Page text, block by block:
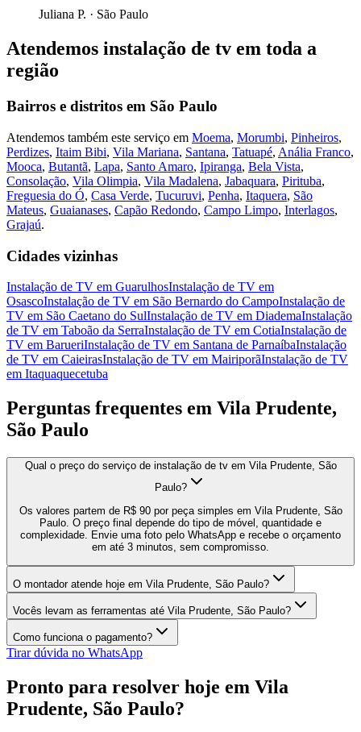
Juliana P. · São Paulo
Atendemos instalação de tv em toda a
região
Bairros e distritos em São Paulo
Atendemos também este serviço em Moema, Morumbi, Pinheiros,
Perdizes, Itaim Bibi, Vila Mariana, Santana, Tatuapé, Anália Franco,
Mooca, Butantã, Lapa, Santo Amaro, Ipiranga, Bela Vista,
Consolação, Vila Olimpia, Vila Madalena, Jabaquara, Pirituba,
Freguesia do Ó, Casa Verde, Tucuruvi, Penha, Itaquera, São
Mateus, Guaianases, Capão Redondo, Campo Limpo, Interlagos,
Grajaú.
Cidades vizinhas
Instalação de TV em GuarulhosInstalação de TV em
OsascoInstalação de TV em São Bernardo do CampoInstalação de
TV em São Caetano do SulInstalação de TV em DiademaInstalação
de TV em Taboão da SerraInstalação de TV em CotiaInstalação de
TV em BarueriInstalação de TV em Santana de ParnaíbaInstalação
de TV em CaieirasInstalação de TV em MairiporãInstalação de TV
em Itaquaquecetuba
Perguntas frequentes em Vila Prudente,
São Paulo
Qual o preço do serviço de instalação de tv em Vila Prudente, São
Paulo?
Os valores partem de R$ 90 por peça simples em Vila Prudente, São
Paulo. O preço final depende do tipo de móvel, quantidade e
complexidade. Envie uma foto pelo WhatsApp e recebe o orçamento
em até 3 minutos, sem compromisso.
O montador atende hoje em Vila Prudente, São Paulo?
Vocês levam as ferramentas até Vila Prudente, São Paulo?
Como funciona o pagamento?
Tirar dúvida no WhatsApp
Pronto para resolver hoje em Vila
Prudente, São Paulo?